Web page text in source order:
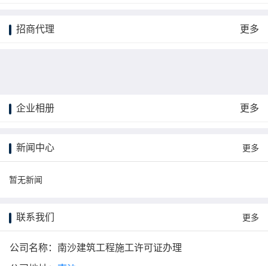
招商代理 更多
企业相册 更多
新闻中心 更多
暂无新闻
联系我们 更多
公司名称：南沙建筑工程施工许可证办理